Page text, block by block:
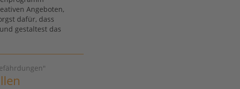
Angeboten,
dafür, dass
gestaltest das